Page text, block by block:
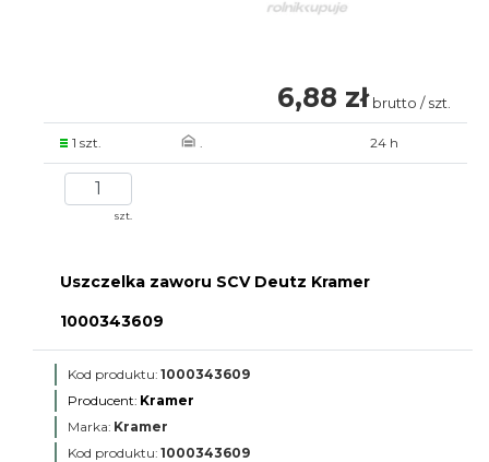
6,88 zł brutto / szt.
1 szt. . 24 h
szt.
Uszczelka zaworu SCV Deutz Kramer
1000343609
Kod produktu: 1000343609
Producent: Kramer
Marka: Kramer
Kod produktu: 1000343609